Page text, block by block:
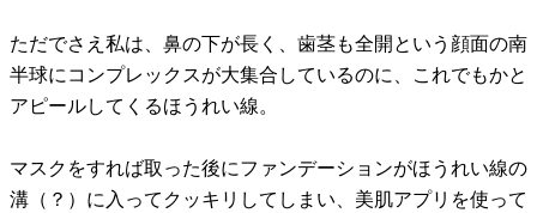
ただでさえ私は、鼻の下が長く、歯茎も全開という顔面の南
半球にコンプレックスが大集合しているのに、これでもかと
アピールしてくるほうれい線。
マスクをすれば取った後にファンデーションがほうれい線の
溝（？）に入ってクッキリしてしまい、美肌アプリを使って